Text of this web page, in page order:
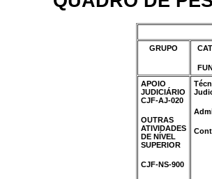
GRUPO
APOIO
JUDICIÁRIO
CJF-AJ-020
OUTRAS
ATIVIDADES
DE NÍVEL
SUPERIOR
CJF-NS-900